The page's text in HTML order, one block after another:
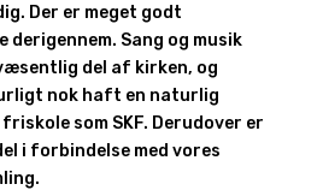
Der er meget godt
Sang og musik
del af kirken, og
nok haft en naturlig
som SKF. Derudover er
i forbindelse med vores